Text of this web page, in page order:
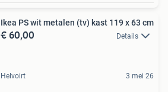
Ikea PS wit metalen (tv) kast 119 x 63 cm
€ 60,00 Details
Helvoirt 3 mei 26